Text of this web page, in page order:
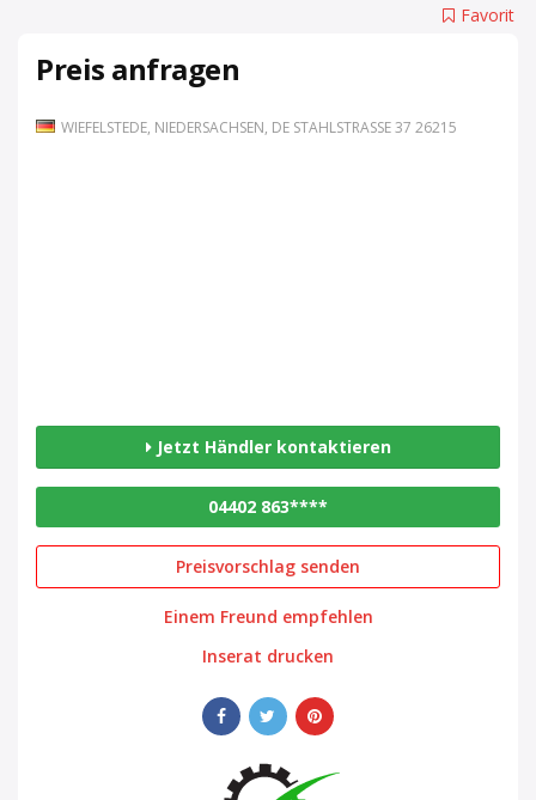
Favorit
Preis anfragen
WIEFELSTEDE, NIEDERSACHSEN, DE STAHLSTRASSE 37 26215
Jetzt Händler kontaktieren
04402 863****
Preisvorschlag senden
Einem Freund empfehlen
Inserat drucken